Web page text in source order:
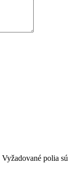
Vyžadované polia sú